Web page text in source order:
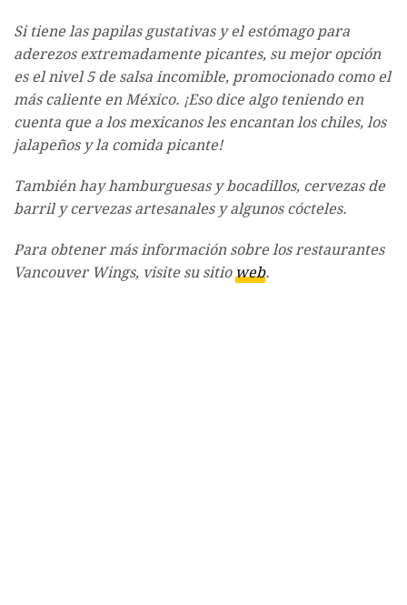
Si tiene las papilas gustativas y el estómago para
aderezos extremadamente picantes, su mejor opción
es el nivel 5 de salsa incomible, promocionado como el
más caliente en México. ¡Eso dice algo teniendo en
cuenta que a los mexicanos les encantan los chiles, los
jalapeños y la comida picante!
También hay hamburguesas y bocadillos, cervezas de
barril y cervezas artesanales y algunos cócteles.
Para obtener más información sobre los restaurantes
Vancouver Wings, visite su sitioweb.